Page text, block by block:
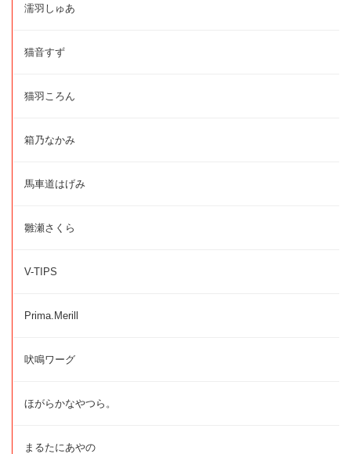
濡羽しゅあ
猫音すず
猫羽ころん
箱乃なかみ
馬車道はげみ
雛瀬さくら
V-TIPS
Prima.Merill
吠鳴ワーグ
ほがらかなやつら。
まるたにあやの